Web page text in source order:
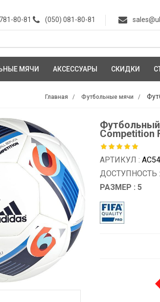
80-81 (050) 081-80-81
МЯЧИ АКСЕССУАРЫ СКИДКИ
Главная Футбольные мячи
Футбольный
Competition
АРТИКУЛ :
ДОСТУПНОСТЬ :
РАЗМЕР : 5